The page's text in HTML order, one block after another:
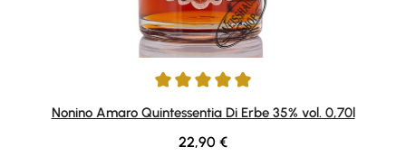
Durchschnittliche Bewertung von 4.94 von 5 Sternen
Nonino Amaro Quintessentia Di Erbe 35% vol. 0,70l
Regulärer Preis:
22,90 €